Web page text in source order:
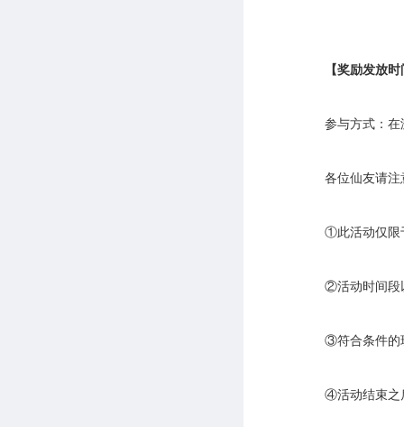
【奖励发放
参与方式：
各位仙友请注
①此活动仅限
②活动时间段
③符合条件的
④活动结束之